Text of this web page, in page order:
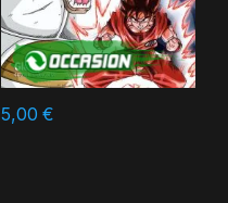
5,00€